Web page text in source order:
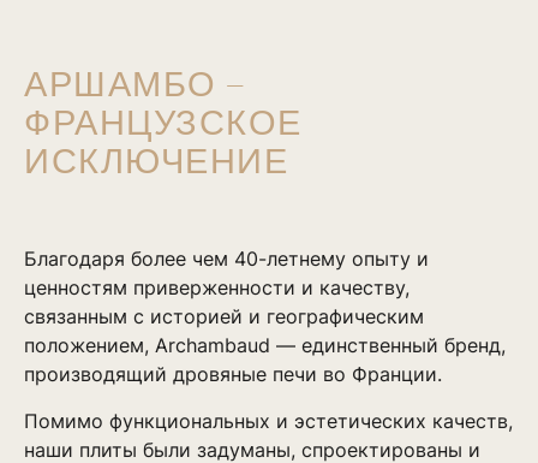
АРШАМБО —
ФРАНЦУЗСКОЕ
ИСКЛЮЧЕНИЕ
Благодаря более чем 40-летнему опыту и
ценностям приверженности и качеству,
связанным с историей и географическим
положением, Archambaud — единственный бренд,
производящий дровяные печи во Франции.
Помимо функциональных и эстетических качеств,
наши плиты были задуманы, спроектированы и